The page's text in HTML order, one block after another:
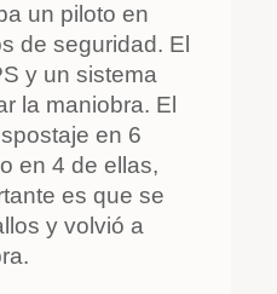
un piloto en
de seguridad. El
y un sistema
la maniobra. El
en 6
en 4 de ellas,
es que se
y volvió a